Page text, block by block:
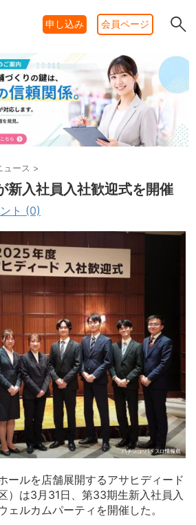
申し込み 会員ページ
ュース >
新入社員入社歓迎式を開催
ト (0)
ールを店舗展開するアサヒディード
）は3月31日、第33期生新入社員入
ェルカムパーティを開催した。